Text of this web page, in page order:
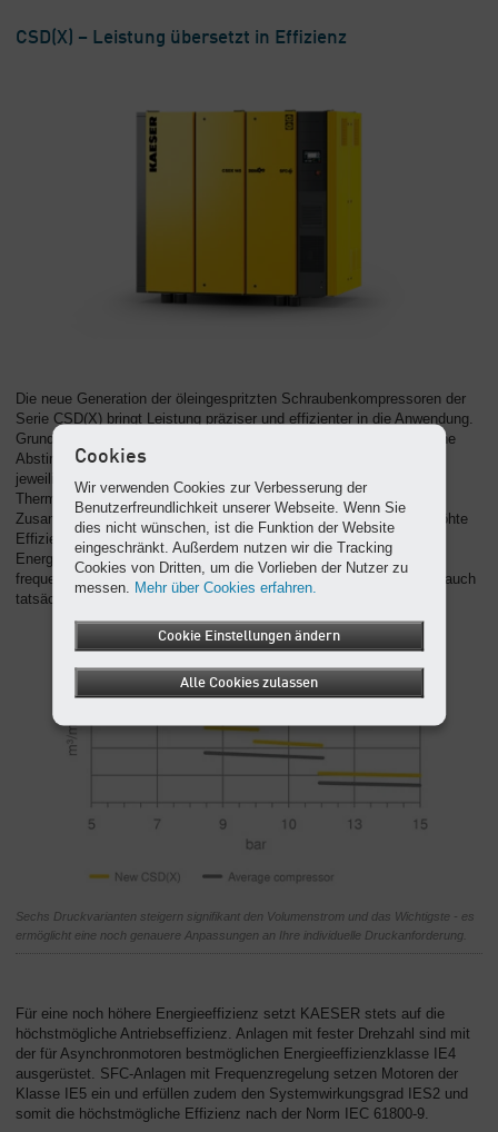
CSD(X) – Leistung übersetzt in Effizienz
Die neue Generation der öleingespritzten Schraubenkompressoren der
Serie CSD(X) bringt Leistung präziser und effizienter in die Anwendung.
Grundlage hierfür ist der integrierte Aggregatstrang. Dies erlaubt eine
Abstimmung der Blockdrehzahl an das energetische Optimum im
jeweiligen Betriebspunkt. Das eingebaute Elektronische
Thermomanagement (ETM) und das neu designte Einlassventil im
Zusammenspiel mit dem größeren Einlassfilter sorgen für eine erhöhte
Effizienz des Schraubenkompressors. Für eine weitere
Energieeinsparung und einen kleineren CO2-Fußabdruck sorgt der
frequenzgeregelte Lüfter. Dieser fördert nur so viel Kühlluft zu, wie auch
tatsächlich benötigt wird.
Sechs Druckvarianten steigern signifikant den Volumenstrom und das Wichtigste - es
ermöglicht eine noch genauere Anpassungen an Ihre individuelle Druckanforderung.
Für eine noch höhere Energieeffizienz setzt KAESER stets auf die
höchstmögliche Antriebseffizienz. Anlagen mit fester Drehzahl sind mit
der für Asynchronmotoren bestmöglichen Energieeffizienzklasse IE4
ausgerüstet. SFC-Anlagen mit Frequenzregelung setzen Motoren der
Klasse IE5 ein und erfüllen zudem den Systemwirkungsgrad IES2 und
somit die höchstmögliche Effizienz nach der Norm IEC 61800-9.
Cookies
Wir verwenden Cookies zur Verbesserung der
Benutzerfreundlichkeit unserer Webseite. Wenn Sie
dies nicht wünschen, ist die Funktion der Website
eingeschränkt. Außerdem nutzen wir die Tracking
Cookies von Dritten, um die Vorlieben der Nutzer zu
messen. Mehr über Cookies erfahren.
Cookie Einstellungen ändern
Alle Cookies zulassen